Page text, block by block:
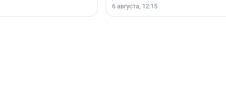
Ленинградской области.
6 августа, 12:15